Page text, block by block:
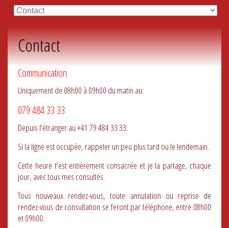
Contact
Communication
Uniquement de 08h00 à 09h00 du matin au:
079 484 33 33
Depuis l’étranger au +41 79 484 33 33.
Si la ligne est occupée, rappeler un peu plus tard ou le lendemain.
Cette heure t’est entièrement consacrée et je la partage, chaque
jour, avec tous mes consultés.
Tous nouveaux rendez-vous, toute annulation ou reprise de
rendez-vous de consultation se feront par téléphone, entre 08h00
et 09h00.